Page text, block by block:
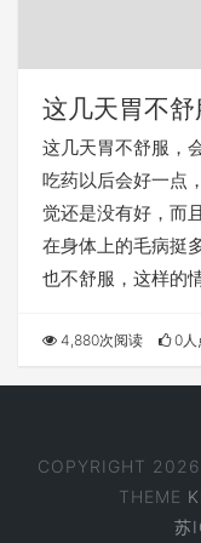
这几天胃不
这几天胃不舒服，
吃药以后会好一点
觉还是没有好，而
在身体上的毛病挺
也不舒服，这样的
4,880次阅读 0人
COPYRIGHT 2026
THEME
苏